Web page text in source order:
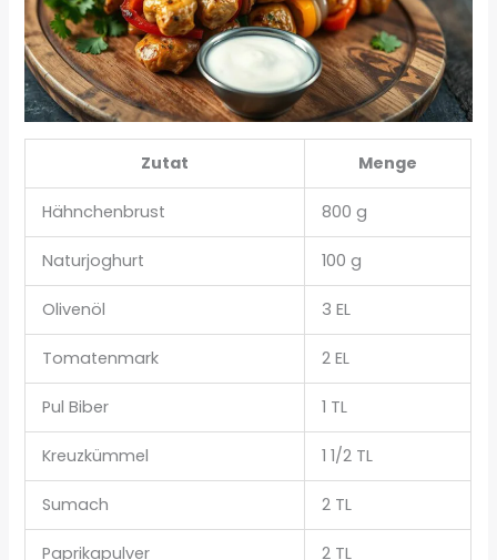
Zutat Menge
Hähnchenbrust 800 g
Naturjoghurt 100 g
Olivenöl 3 EL
Tomatenmark 2 EL
Pul Biber 1 TL
Kreuzkümmel 1 1/2 TL
Sumach 2 TL
Paprikapulver 2 TL